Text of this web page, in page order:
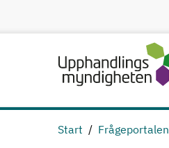
Start Frågeportalen